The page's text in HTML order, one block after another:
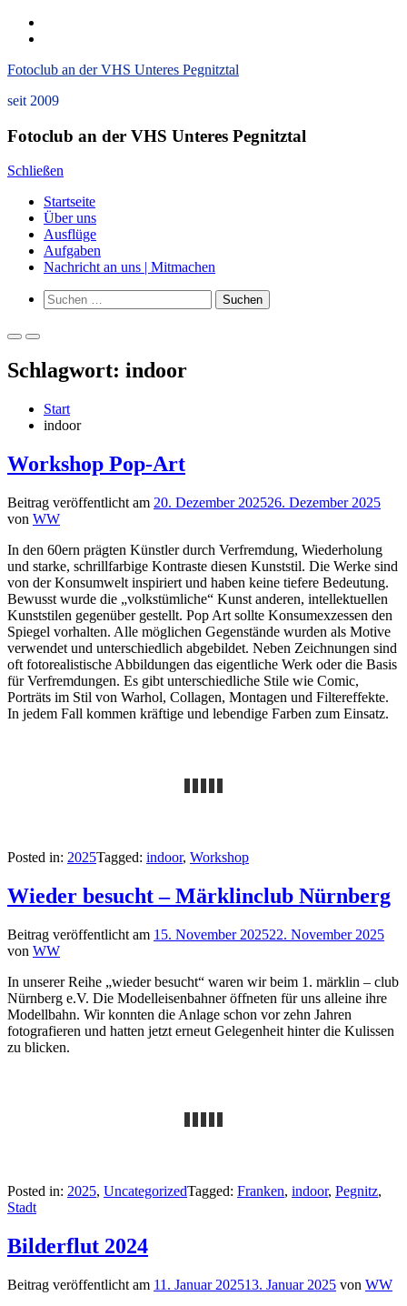
Zum
Inhalt
Impressum
Fotoclub an der VHS Unteres Pegnitztal
seit 2009
Fotoclub an der VHS Unteres Pegnitztal
Schließen
Startseite
Über uns
Ausflüge
Aufgaben
Nachricht an uns | Mitmachen
Such-
Formular
Suchen
nach:
Primäres
für
Primäres
für
Desktop
Schlagwort: indoor
Start
indoor
Workshop Pop-Art
Beitrag veröffentlicht am 20. Dezember 202526. Dezember 2025
von WW
In den 60ern prägten Künstler durch Verfremdung, Wiederholung
und starke, schrillfarbige Kontraste diesen Kunststil. Die Werke sind
von der Konsumwelt inspiriert und haben keine tiefere Bedeutung.
Bewusst wurde die „volkstümliche“ Kunst anderen, intellektuellen
Kunststilen gegenüber gestellt. Pop Art sollte Konsumexzessen den
Spiegel vorhalten. Alle möglichen Gegenstände wurden als Motive
verwendet und unterschiedlich abgebildet. Neben Zeichnungen sind
oft fotorealistische Abbildungen das eigentliche Werk oder die Basis
für Verfremdungen. Es gibt unterschiedliche Stile wie Comic,
Porträts im Stil von Warhol, Collagen, Montagen und Filtereffekte.
In jedem Fall kommen kräftige und lebendige Farben zum Einsatz.
Posted in: 2025Tagged: indoor, Workshop
Wieder besucht – Märklinclub Nürnberg
Beitrag veröffentlicht am 15. November 202522. November 2025
von WW
In unserer Reihe „wieder besucht“ waren wir beim 1. märklin – club
Nürnberg e.V. Die Modelleisenbahner öffneten für uns alleine ihre
Modellbahn. Wir konnten die Anlage schon vor zehn Jahren
fotografieren und hatten jetzt erneut Gelegenheit hinter die Kulissen
zu blicken.
Posted in: 2025, UncategorizedTagged: Franken, indoor, Pegnitz,
Stadt
Bilderflut 2024
Beitrag veröffentlicht am 11. Januar 202513. Januar 2025 von WW